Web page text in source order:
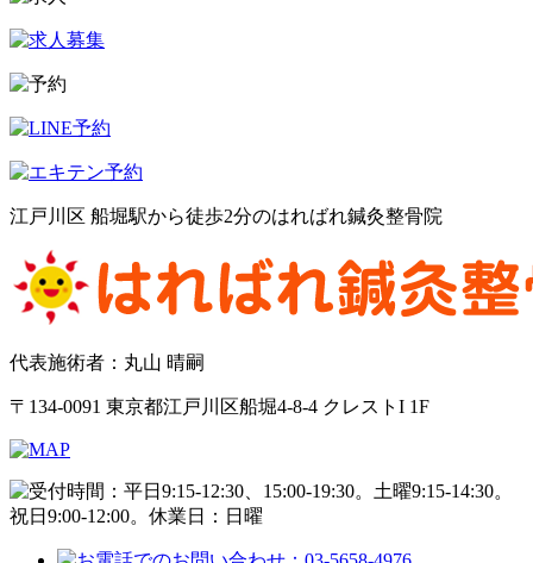
江戸川区 船堀駅から徒歩2分のはればれ鍼灸整骨院
代表施術者：丸山 晴嗣
〒134-0091 東京都江戸川区船堀4-8-4 クレストI 1F